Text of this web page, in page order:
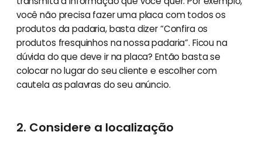
você não precisa fazer uma placa com todos os
produtos da padaria, basta dizer “Confira os
produtos fresquinhos na nossa padaria”. Ficou na
dúvida do que deve ir na placa? Então basta se
colocar no lugar do seu cliente e escolher com
cautela as palavras do seu anúncio.
2. Considere a localização